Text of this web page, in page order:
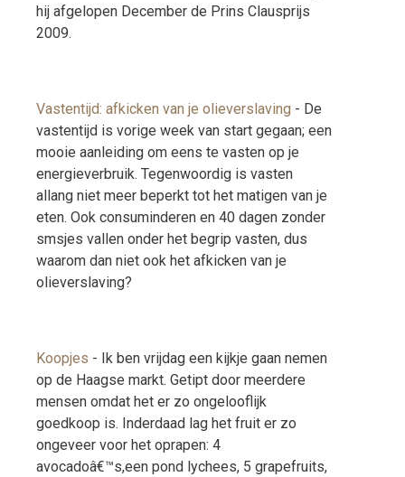
hij afgelopen December de Prins Clausprijs
2009.
Vastentijd: afkicken van je olieverslaving - De
vastentijd is vorige week van start gegaan; een
mooie aanleiding om eens te vasten op je
energieverbruik. Tegenwoordig is vasten
allang niet meer beperkt tot het matigen van je
eten. Ook consuminderen en 40 dagen zonder
smsjes vallen onder het begrip vasten, dus
waarom dan niet ook het afkicken van je
olieverslaving?
Koopjes -
Ik ben vrijdag een kijkje gaan nemen
op de Haagse markt. Getipt door meerdere
mensen omdat het er zo ongelooflijk
goedkoop is. Inderdaad lag het fruit er zo
ongeveer voor het oprapen: 4
avocadoâ€™s,een pond lychees, 5 grapefruits,